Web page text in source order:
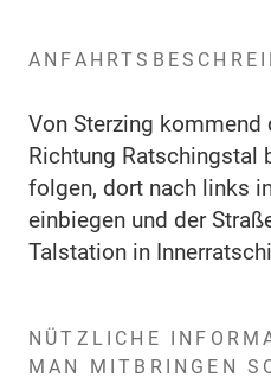
Von Sterzing kommend
Richtung Ratschingstal
folgen, dort nach links
einbiegen und der
Talstation in
NÜTZLICHE
MAN MITBRINGEN